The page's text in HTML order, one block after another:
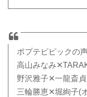
ポプテピピックの
高山みなみ
野沢雅子✕一龍斎
三輪勝恵✕堀絢子(